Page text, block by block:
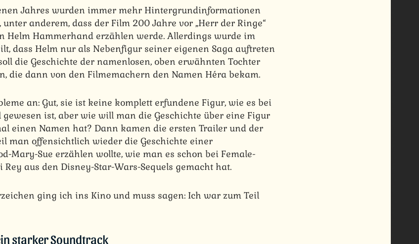
Jahres wurden immer mehr Hintergrundinformationen
anderem, dass der Film 200 Jahre vor „Herr der Ringe“
Helm Hammerhand erzählen werde. Allerdings wurde im
dass Helm nur als Nebenfigur seiner eigenen Saga auftreten
die Geschichte der namenlosen, oben erwähnten Tochter
die dann von den Filmemachern den Namen Héra bekam.
an: Gut, sie ist keine komplett erfundene Figur, wie es bei
ist, aber wie will man die Geschichte über eine Figur
einen Namen hat? Dann kamen die ersten Trailer und der
man offensichtlich wieder die Geschichte einer
Mary-Sue erzählen wollte, wie man es schon bei Female-
Rey aus den Disney-Star-Wars-Sequels gemacht hat.
ging ich ins Kino und muss sagen: Ich war zum Teil
starker Soundtrack